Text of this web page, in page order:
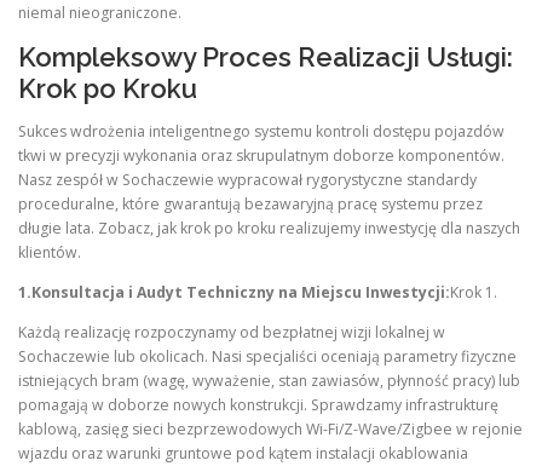
niemal nieograniczone.
Kompleksowy Proces Realizacji Usługi:
Krok po Kroku
Sukces wdrożenia inteligentnego systemu kontroli dostępu pojazdów
tkwi w precyzji wykonania oraz skrupulatnym doborze komponentów.
Nasz zespół w Sochaczewie wypracował rygorystyczne standardy
proceduralne, które gwarantują bezawaryjną pracę systemu przez
długie lata. Zobacz, jak krok po kroku realizujemy inwestycję dla naszych
klientów.
1.Konsultacja i Audyt Techniczny na Miejscu Inwestycji:Krok 1.
Każdą realizację rozpoczynamy od bezpłatnej wizji lokalnej w
Sochaczewie lub okolicach. Nasi specjaliści oceniają parametry fizyczne
istniejących bram (wagę, wyważenie, stan zawiasów, płynność pracy) lub
pomagają w doborze nowych konstrukcji. Sprawdzamy infrastrukturę
kablową, zasięg sieci bezprzewodowych Wi-Fi/Z-Wave/Zigbee w rejonie
wjazdu oraz warunki gruntowe pod kątem instalacji okablowania